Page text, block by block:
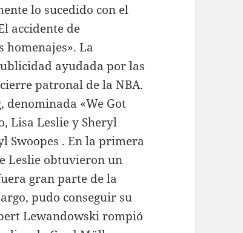
lo sucedido con el
accidente de
homenajes». La
ayudada por las
patronal de la NBA.
denominada «We Got
Lisa Leslie y Sheryl
Swoopes . En la primera
Leslie obtuvieron un
gran parte de la
pudo conseguir su
Lewandowski rompió